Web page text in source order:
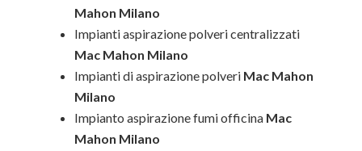
Mahon Milano
Impianti aspirazione polveri centralizzati
Mac Mahon Milano
Impianti di aspirazione polveri Mac Mahon
Milano
Impianto aspirazione fumi officina Mac
Mahon Milano